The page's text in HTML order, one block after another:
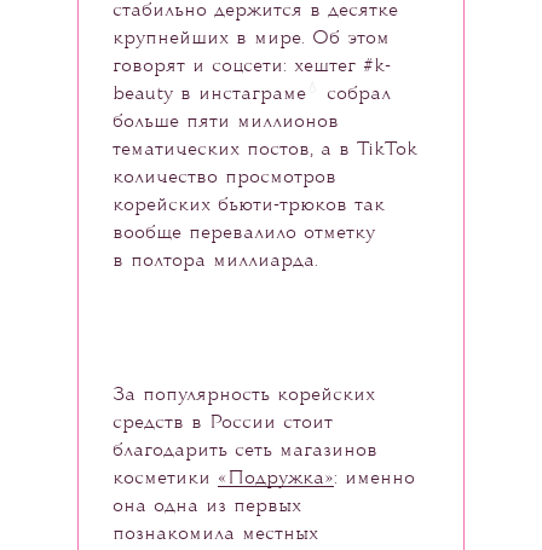
стабильно держится в десятке
крупнейших в мире. Об этом
говорят и соцсети: хештег #k-
beauty в инстаграме
собрал
больше пяти миллионов
тематических постов, а в TikTok
количество просмотров
корейских бьюти-трюков так
вообще перевалило отметку
в полтора миллиарда.
За популярность корейских
средств в России стоит
благодарить сеть магазинов
косметики «Подружка»: именно
она одна из первых
познакомила местных